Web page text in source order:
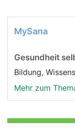
MySana
Gesundheit
Bildung,
Mehr zum